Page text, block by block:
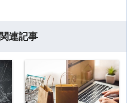
関連記事